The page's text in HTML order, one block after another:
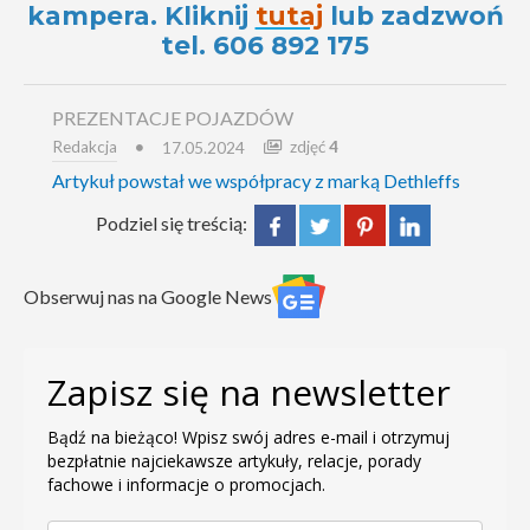
kampera. Kliknij tutaj lub zadzwoń
tel. 606 892 175
PREZENTACJE POJAZDÓW
Redakcja 17.05.2024 zdjęć4
Artykuł powstał we współpracy z marką Dethleffs
Podziel się treścią:
Obserwuj nas na Google News
Zapisz się na newsletter
Bądź na bieżąco! Wpisz swój adres e-mail i otrzymuj
bezpłatnie najciekawsze artykuły, relacje, porady
fachowe i informacje o promocjach.